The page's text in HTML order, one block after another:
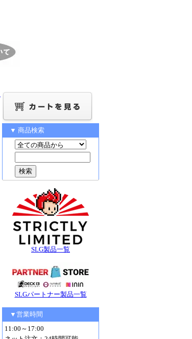
▼ 商品検索
SLG製品一覧
SLGパートナー製品一覧
▼営業時間
11:00～17:00